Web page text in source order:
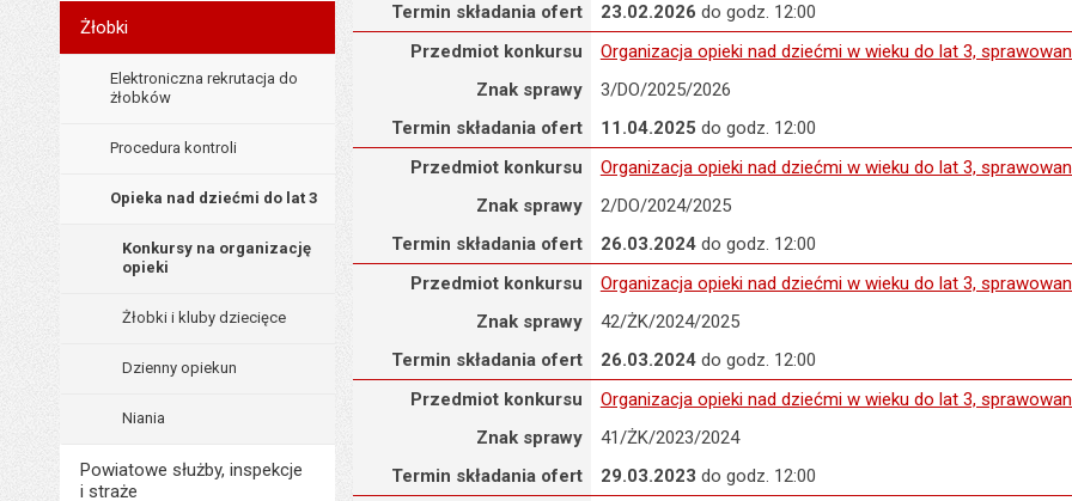
Żłobki
Elektroniczna rekrutacja do
żłobków
Procedura kontroli
Opieka nad dziećmi do lat 3
Konkursy na organizację
opieki
Żłobki i kluby dziecięce
Dzienny opiekun
Niania
Powiatowe służby, inspekcje
i straże
Termin składania ofert
23.02.2026 do godz. 12:00
Przedmiot konkursu : Organizacja opieki nad dziećmi w wieku do lat 3, sprawowanej przez
Przedmiot konkursu
Organizacja opieki nad dziećmi w wieku do lat 3,
Znak sprawy
3/DO/2025/2026
Termin składania ofert
11.04.2025 do godz. 12:00
Przedmiot konkursu : Organizacja opieki nad dziećmi w wieku do lat 3, sprawowanej przez
Przedmiot konkursu
Organizacja opieki nad dziećmi w wieku do lat 3,
Znak sprawy
2/DO/2024/2025
Termin składania ofert
26.03.2024do godz. 12:00
Przedmiot konkursu : Organizacja opieki nad dziećmi w wieku do lat 3, sprawowanej w
Przedmiot konkursu
Organizacja opieki nad dziećmi w wieku do lat 3,
Znak sprawy
42/ŻK/2024/2025
Termin składania ofert
26.03.2024do godz. 12:00
Przedmiot konkursu : Organizacja opieki nad dziećmi w wieku do lat 3, sprawowanej w
Przedmiot konkursu
Organizacja opieki nad dziećmi w wieku do lat 3,
Znak sprawy
41/ŻK/2023/2024
Termin składania ofert
29.03.2023 do godz. 12:00